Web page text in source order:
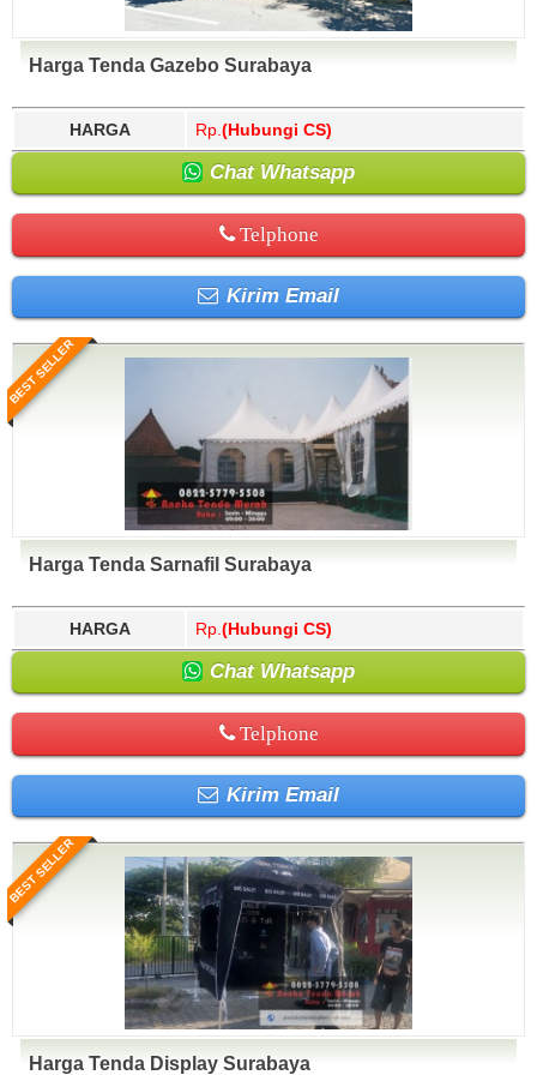
Harga Tenda Gazebo Surabaya
HARGA Rp. (Hubungi CS)
Chat Whatsapp
Telphone
Kirim Email
BEST SELLER
Harga Tenda Sarnafil Surabaya
HARGA Rp. (Hubungi CS)
Chat Whatsapp
Telphone
Kirim Email
BEST SELLER
Harga Tenda Display Surabaya